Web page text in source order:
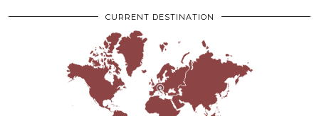
CURRENT DESTINATION